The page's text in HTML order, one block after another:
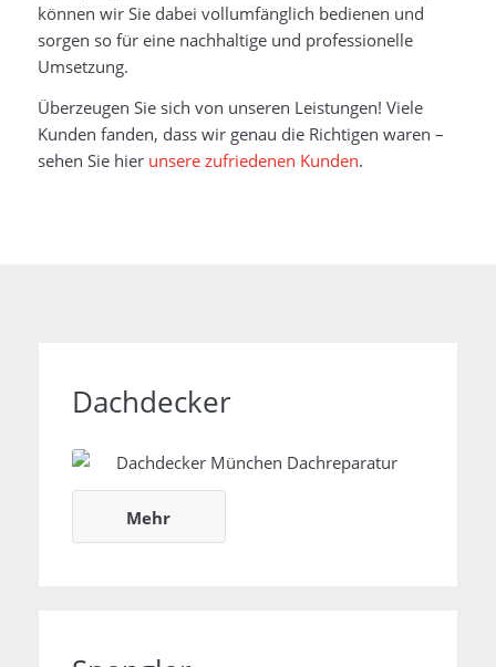
können wir Sie dabei vollumfänglich bedienen und
sorgen so für eine nachhaltige und professionelle
Umsetzung.
Überzeugen Sie sich von unseren Leistungen! Viele
Kunden fanden, dass wir genau die Richtigen waren –
sehen Sie hier unsere zufriedenen Kunden.
Dachdecker
Dachdeckerarbeiten
Mehr